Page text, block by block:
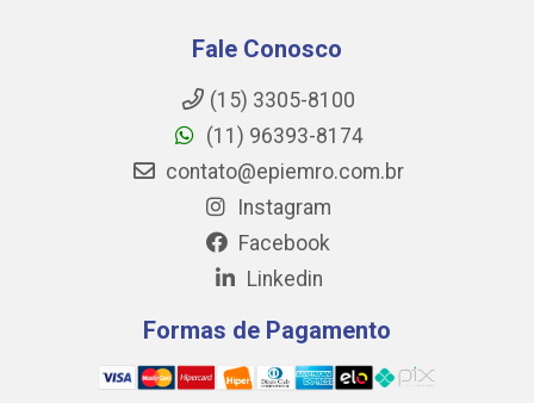
Fale Conosco
(15) 3305-8100
(11) 96393-8174
contato@epiemro.com.br
Instagram
Facebook
Linkedin
Formas de Pagamento